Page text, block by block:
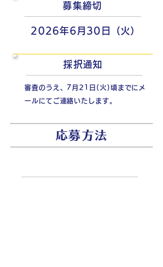
募集締切
2026年6月30日（火）
採択通知
審査のうえ、7月21日(火)頃までにメ
ールにてご連絡いたします。
応募方法